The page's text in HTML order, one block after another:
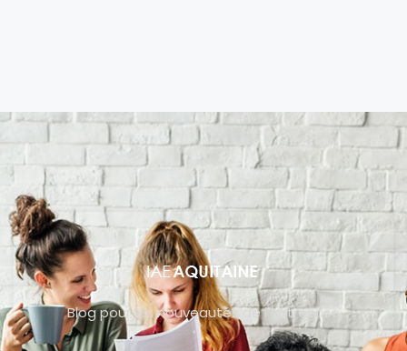
Blog pour les nouveautés de l’entreprise